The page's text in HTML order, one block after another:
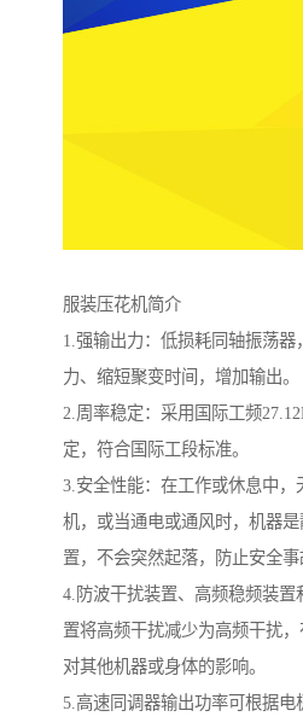
服装压花机简介
1.强输出力：低损耗同轴振荡器
力、缩短聚变时间，增加输出。
2.周率稳定：采用国际工频
定，符合国际工段标准。
3.安全性能：在工作或休息中，
机，或当通电或通风时，机器
置，不会突然起落，防止安全事
4.防波干扰装置、高频稳频装置
置将高频干扰减少为高频干扰
对其他机器或身体的影响。
5.高速同调器输出功率可根据电